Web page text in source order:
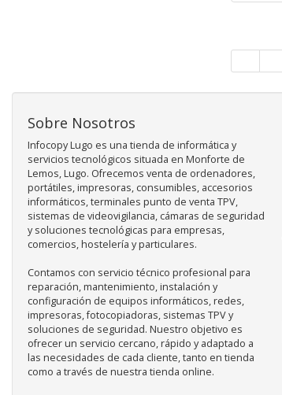
Sobre Nosotros
Infocopy Lugo es una tienda de informática y
servicios tecnológicos situada en Monforte de
Lemos, Lugo. Ofrecemos venta de ordenadores,
portátiles, impresoras, consumibles, accesorios
informáticos, terminales punto de venta TPV,
sistemas de videovigilancia, cámaras de seguridad
y soluciones tecnológicas para empresas,
comercios, hostelería y particulares.
Contamos con servicio técnico profesional para
reparación, mantenimiento, instalación y
configuración de equipos informáticos, redes,
impresoras, fotocopiadoras, sistemas TPV y
soluciones de seguridad. Nuestro objetivo es
ofrecer un servicio cercano, rápido y adaptado a
las necesidades de cada cliente, tanto en tienda
como a través de nuestra tienda online.